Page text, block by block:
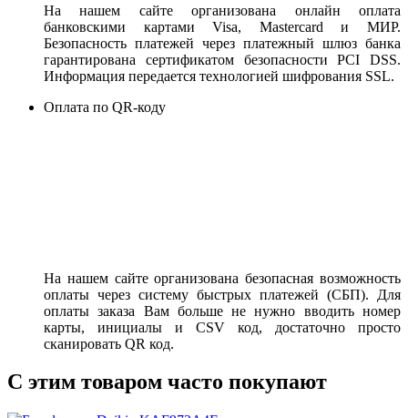
На нашем сайте организована онлайн оплата
банковскими картами Visa, Mastercard и МИР.
Безопасность платежей через платежный шлюз банка
гарантирована сертификатом безопасности PCI DSS.
Информация передается технологией шифрования SSL.
Оплата по QR-коду
На нашем сайте организована безопасная возможность
оплаты через систему быстрых платежей (СБП). Для
оплаты заказа Вам больше не нужно вводить номер
карты, инициалы и CSV код, достаточно просто
сканировать QR код.
C этим товаром часто покупают